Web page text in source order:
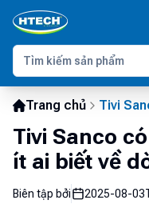
Trang chủ Tivi
Tivi Sanco
ít ai biết về
Biên tập bởi 2025-08-